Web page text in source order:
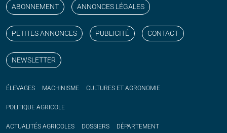
ABONNEMENT ANNONCES LÉGALES
PETITES ANNONCES PUBLICITÉ CONTACT
NEWSLETTER
ÉLEVAGES MACHINISME CULTURES ET AGRONOMIE
POLITIQUE AGRICOLE
ACTUALITÉS AGRICOLES DOSSIERS DÉPARTEMENT